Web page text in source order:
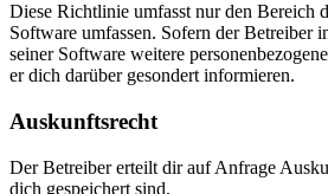
Diese Richtlinie umfasst nur den Bereich
Software umfassen. Sofern der Betreiber
seiner Software weitere
er dich darüber gesondert informieren.
Auskunftsrecht
Der Betreiber erteilt dir auf Anfrage
dich gespeichert sind.